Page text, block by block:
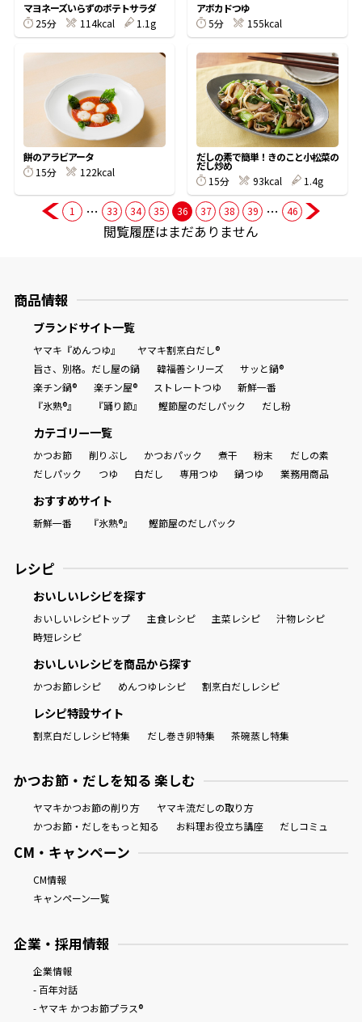
おすすめサイト
新鮮一番
氷熟®︎
だしパック
マヨネーズいらずのポテトサラダ
25分
114kcal 1.1g
アボカドつゆ
5分
155kcal
餅のアラビアータ
15分
122kcal
だしの素で簡単！きのこと小松菜の
だし炒め
15分
93kcal 1.4g
1 … 33 34 35 36 37 38 39 … 46
閲覧履歴はまだありません
商品情報
ブランドサイト一覧
ヤマキ『めんつゆ』
ヤマキ割烹白だし®
旨さ、別格。だし屋の鍋
韓福善シリーズ
サッと鍋®
楽チン鍋®
楽チン屋® ストレートつゆ
新鮮一番
『氷熟®』
『踊り節』 鰹節屋のだしパック だし粉
カテゴリー一覧
かつお節 削りぶし かつおパック 煮干 粉末
だしの素
だしパック
つゆ 白だし 専用つゆ 鍋つゆ 業務用商品
おすすめサイト
新鮮一番 『氷熟®』 鰹節屋のだしパック
レシピ
おいしいレシピを探す
おいしいレシピトップ 主食レシピ 主菜レシピ
汁物レシピ
時短レシピ
おいしいレシピを商品から探す
かつお節レシピ めんつゆレシピ 割烹白だしレシピ
レシピ特設サイト
割烹白だしレシピ特集 だし巻き卵特集 茶碗蒸し特集
かつお節・だしを知る 楽しむ
ヤマキかつお節の削り方
ヤマキ流だしの取り方
かつお節・だしをもっと知る
お料理お役立ち講座 だしコミュ
CM・キャンペーン
CM情報
キャンペーン一覧
企業・採用情報
企業情報
- 百年対話
- ヤマキ かつお節プラス®